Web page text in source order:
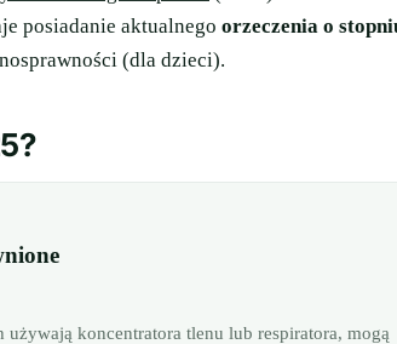
posiadanie aktualnego orzeczenia o
(dla dzieci).
koncentratora tlenu lub respiratora, mogą